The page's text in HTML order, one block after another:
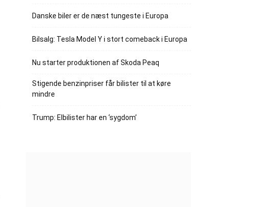
Danske biler er de næst tungeste i Europa
Bilsalg: Tesla Model Y i stort comeback i Europa
Nu starter produktionen af Skoda Peaq
Stigende benzinpriser får bilister til at køre
mindre
Trump: Elbilister har en ‘sygdom’